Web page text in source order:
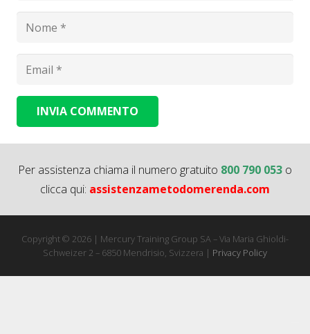
INVIA COMMENTO
Per assistenza chiama il numero gratuito 800 790 053 o
clicca qui: assistenzametodomerenda.com
Copyright © 2026 | Mercury Training Group SA – Via Maria Ghioldi-
Schweizer 2 – 6850 Mendrisio, Svizzera | Privacy Policy